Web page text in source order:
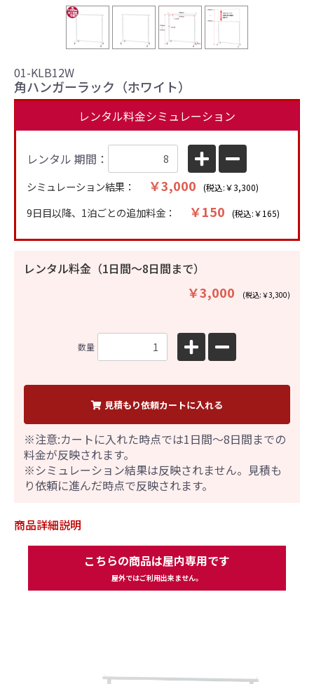
01-KLB12W
角ハンガーラック（ホワイト）
レンタル料金シミュレーション
レンタル 期間：
シミュレーション結果： ￥3,000 (税込:￥3,300)
9日目以降、1泊ごとの追加料金： ￥150 (税込:￥165)
レンタル料金（1日間〜8日間まで）
￥3,000 (税込:￥3,300)
数量
見積もり依頼カートに入れる
※注意:カートに入れた時点では1日間～8日間までの
料金が反映されます。
※シミュレーション結果は反映されません。見積も
り依頼に進んだ時点で反映されます。
商品詳細説明
こちらの商品は屋内専用です
屋外ではご利用出来ません。